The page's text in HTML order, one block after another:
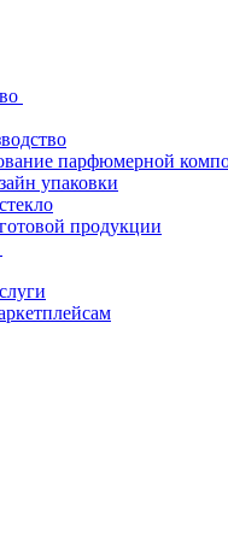
парфюмерной
упаковки
продукции